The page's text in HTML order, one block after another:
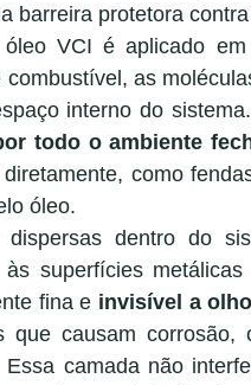
barreira protetora
VCI é aplicado em
combustível, as
interno do
todo o ambiente
como
óleo.
dispersas dentro do
às superfícies
fina e invisível a
que causam corrosão,
Essa camada não